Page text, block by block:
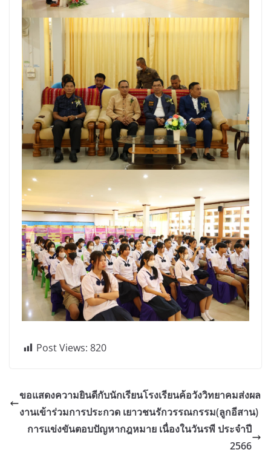
Post Views: 820
ขอแสดงความยินดีกับนักเรียนโรงเรียนค้อวังวิทยาคมส่งผล
งานเข้าร่วมการประกวด เยาวชนรักวรรณกรรม(ลูกอีสาน)
การแข่งขันตอบปัญหากฎหมาย เนื่องในวันรพี ประจำปี
2566